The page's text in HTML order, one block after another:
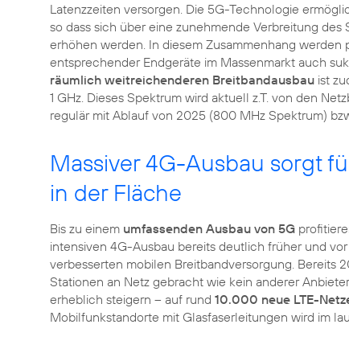
Latenzzeiten versorgen. Die 5G-Technologie
so dass sich über eine zunehmende Verbreitung des
erhöhen werden. In diesem Zusammenhang
entsprechender Endgeräte im Massenmarkt auch
räumlich weitreichenderen Breitbandausbau ist
1 GHz. Dieses Spektrum wird aktuell z.T. von den
regulär mit Ablauf von 2025 (800 MHz Spektrum)
Massiver 4G-Ausbau sorgt
in der Fläche
Bis zu einem umfassenden Ausbau von 5G
intensiven 4G-Ausbau bereits deutlich früher und
verbesserten mobilen Breitbandversorgung. Bereits
Stationen an Netz gebracht wie kein anderer
erheblich steigern – auf rund 10.000 neue LTE-
Mobilfunkstandorte mit Glasfaserleitungen wird im